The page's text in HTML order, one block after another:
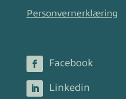
Personvernerklæring